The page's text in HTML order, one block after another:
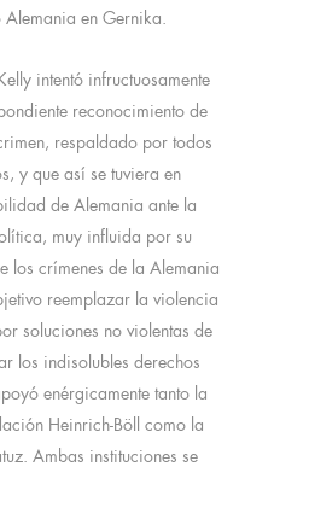
Alemania en Gernika.
intentó infructuosamente
reconocimiento de
respaldado por todos
y que así se tuviera en
de Alemania ante la
muy influida por su
los crímenes de la Alemania
reemplazar la violencia
soluciones no violentas de
los indisolubles derechos
enérgicamente tanto la
Heinrich-Böll como la
Ambas instituciones se